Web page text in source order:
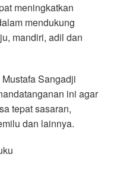
meningkatkan
mendukung
mandiri, adil dan
Sangadji
ini agar
tepat sasaran,
dan lainnya.